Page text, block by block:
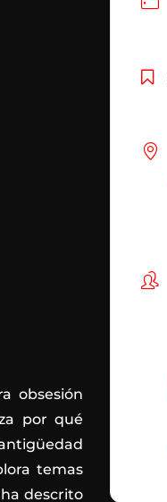
obsesión
por qué
temas
descrito